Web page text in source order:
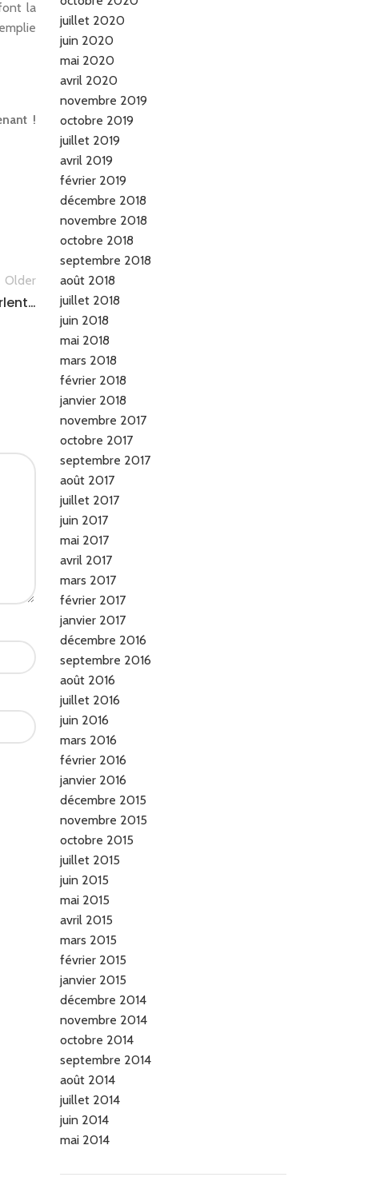
la
!
Older
juillet 2020
juin 2020
mai 2020
avril 2020
novembre 2019
octobre 2019
juillet 2019
avril 2019
février 2019
décembre 2018
novembre 2018
octobre 2018
septembre 2018
août 2018
juillet 2018
juin 2018
mai 2018
mars 2018
février 2018
janvier 2018
novembre 2017
octobre 2017
septembre 2017
août 2017
juillet 2017
juin 2017
mai 2017
avril 2017
mars 2017
février 2017
janvier 2017
décembre 2016
septembre 2016
août 2016
juillet 2016
juin 2016
mars 2016
février 2016
janvier 2016
décembre 2015
novembre 2015
octobre 2015
juillet 2015
juin 2015
mai 2015
avril 2015
mars 2015
février 2015
janvier 2015
décembre 2014
novembre 2014
octobre 2014
septembre 2014
août 2014
juillet 2014
juin 2014
mai 2014